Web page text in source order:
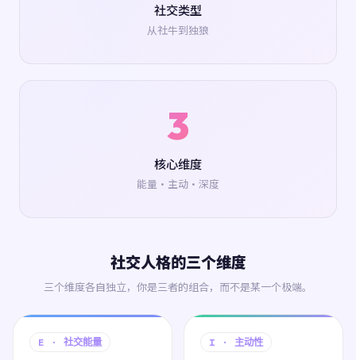
社交类型
从社牛到独狼
3
核心维度
能量·主动·深度
社交人格的三个维度
三个维度各自独立，你是三者的组合，而不是某一个极端。
E · 社交能量 I · 主动性